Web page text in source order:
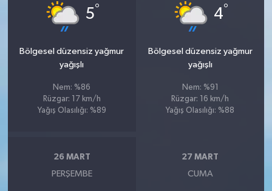
5°
Bölgesel düzensiz yağmur
yağışlı
Nem: %86
Rüzgar: 17 km/h
Yağış Olasılığı: %89
4°
Bölgesel düzensiz yağmur
yağışlı
Nem: %91
Rüzgar: 16 km/h
Yağış Olasılığı: %88
26 MART
PERŞEMBE
27 MART
CUMA